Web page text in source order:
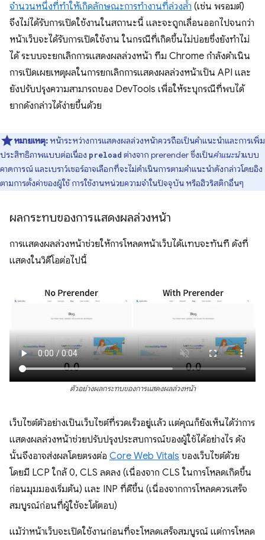
จำนวนหนึ่งที่ทำให้เกิดลักษณะการทำงานที่ล่วงล้ำ (เช่น พรอมต์)
จึงไม่ได้รับการเปิดใช้งานในสถานะนี้ และจะถูกเลื่อนออกไปจนกว่า
หน้าเว็บจะได้รับการเปิดใช้งาน ในกรณีที่เกิดขึ้นไม่บ่อยซึ่งยังทำไม่
ได้ ระบบจะยกเลิกการแสดงผลล่วงหน้า ทีม Chrome กำลังดำเนิน
การเปิดเผยเหตุผลในการยกเลิกการแสดงผลล่วงหน้าเป็น API และ
ยังปรับปรุงความสามารถของ DevTools เพื่อให้ระบุกรณีที่พบได้
ยากดังกล่าวได้ง่ายขึ้นด้วย
หมายเหตุ: หน้าระหว่างการแสดงผลล่วงหน้าควรถือเป็นคำแนะนำและการเพิ่ม
ประสิทธิภาพแบบต่อเนื่อง preload ต่างจาก prerender ซึ่งเป็นคำแนะนำแบบ
คาดการณ์ และเบราว์เซอร์อาจเลือกที่จะไม่ดำเนินการตามคำแนะนำดังกล่าวโดยอิง
ตามการตั้งค่าของผู้ใช้ การใช้งานหน่วยความจำในปัจจุบัน หรือฮิวริสติกอื่นๆ
ผลกระทบของการแสดงผลล่วงหน้า
การแสดงผลล่วงหน้าช่วยให้การโหลดหน้าเว็บได้แทบจะทันที ดังที่
แสดงในวิดีโอต่อไปนี้
ตัวอย่างผลกระทบของการแสดงผลล่วงหน้า
เว็บไซต์ตัวอย่างเป็นเว็บไซต์ที่รวดเร็วอยู่แล้ว แต่คุณก็ยังเห็นได้ว่าการ
แสดงผลล่วงหน้าช่วยปรับปรุงประสบการณ์ของผู้ใช้ได้อย่างไร ดัง
นั้นจึงอาจส่งผลโดยตรงต่อ Core Web Vitals ของเว็บไซต์ด้วย
โดยมี LCP ใกล้ 0, CLS ลดลง (เนื่องจาก CLS ในการโหลดเกิดขึ้น
ก่อนมุมมองเริ่มต้น) และ INP ที่ดีขึ้น (เนื่องจากการโหลดควรเสร็จ
สมบูรณ์ก่อนที่ผู้ใช้จะโต้ตอบ)
แม้ว่าหน้าเว็บจะเปิดใช้งานก่อนที่จะโหลดเสร็จสมบูรณ์ แต่การโหลด